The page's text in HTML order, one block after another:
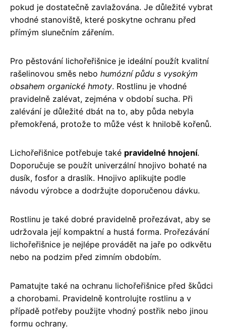
pokud je dostatečně zavlažována. Je důležité vybrat
vhodné stanoviště, které poskytne ochranu před
přímým slunečním zářením.
Pro pěstování lichořeřišnice je ideální použít kvalitní
rašelinovou směs nebo humózní půdu s vysokým
obsahem organické hmoty. Rostlinu je vhodné
pravidelně zalévat, zejména v období sucha. Při
zalévání je důležité dbát na to, aby půda nebyla
přemokřená, protože to může vést k hnilobě kořenů.
Lichořeřišnice potřebuje také pravidelné hnojení.
Doporučuje se použít univerzální hnojivo bohaté na
dusík, fosfor a draslík. Hnojivo aplikujte podle
návodu výrobce a dodržujte doporučenou dávku.
Rostlinu je také dobré pravidelně prořezávat, aby se
udržovala její kompaktní a hustá forma. Prořezávání
lichořeřišnice je nejlépe provádět na jaře po odkvětu
nebo na podzim před zimním obdobím.
Pamatujte také na ochranu lichořeřišnice před škůdci
a chorobami. Pravidelně kontrolujte rostlinu a v
případě potřeby použijte vhodný postřik nebo jinou
formu ochrany.